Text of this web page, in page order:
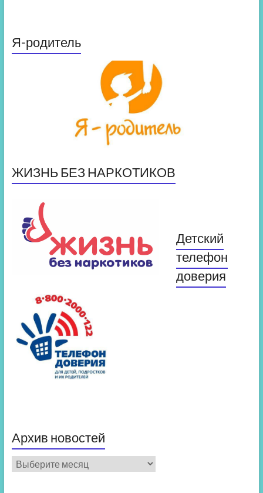
Я-родитель
ЖИЗНЬ БЕЗ НАРКОТИКОВ
Детский
телефон
доверия
Архив новостей
Архив
новостей